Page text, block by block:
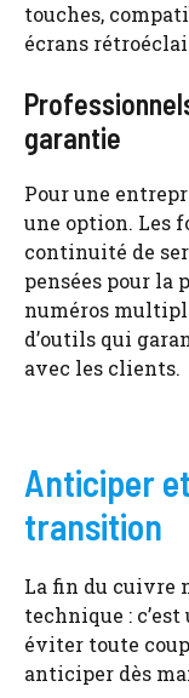
touches,
écrans
garantie
Pour une
une option. Les
continuité de
pensées pour la
numéros
d’outils qui
avec les clients.
Anticiper
transition
La fin du cuivre
technique :
éviter toute
anticiper dès